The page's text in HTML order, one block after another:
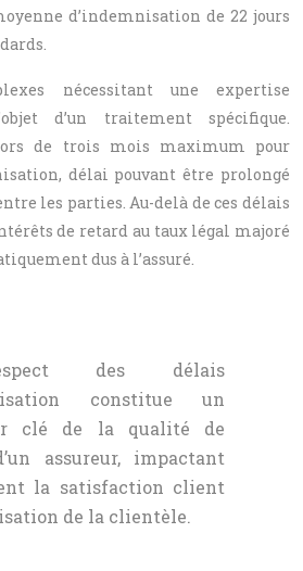
d’indemnisation de 22 jours
nécessitant une expertise
d’un traitement spécifique.
de trois mois maximum pour
délai pouvant être prolongé
les parties. Au-delà de ces délais
de retard au taux légal majoré
dus à l’assuré.
des délais
constitue un
clé de la qualité de
assureur, impactant
la satisfaction client
de la clientèle.